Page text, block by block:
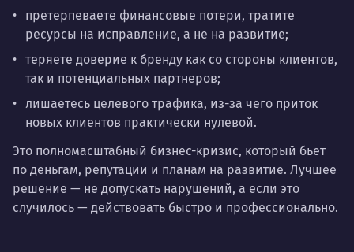
претерпеваете финансовые потери, тратите
ресурсы на исправление, а не на развитие;
теряете доверие к бренду как со стороны клиентов,
так и потенциальных партнеров;
лишаетесь целевого трафика, из-за чего приток
новых клиентов практически нулевой.
Это полномасштабный бизнес-кризис, который бьет
по деньгам, репутации и планам на развитие. Лучшее
решение — не допускать нарушений, а если это
случилось — действовать быстро и профессионально.